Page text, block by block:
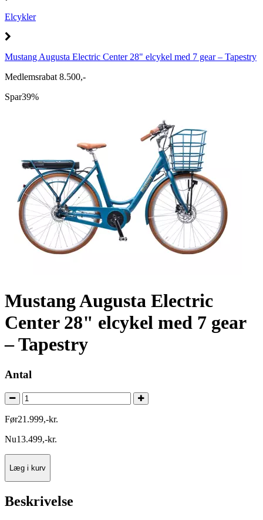
Elcykler
Mustang Augusta Electric Center 28" elcykel med 7 gear – Tapestry
Medlemsrabat 8.500,-
Spar39%
Mustang Augusta Electric
Center 28" elcykel med 7 gear
– Tapestry
Antal
Før21.999,-kr.
Nu13.499,-kr.
Læg i kurv
Beskrivelse